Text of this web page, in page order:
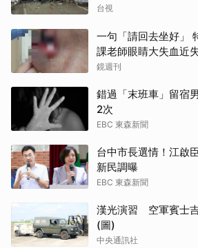
台視
一句「請回去坐好」
課老師眼睛大失血近
鏡週刊
錯過「末班車」留宿
2次
EBC 東森新聞
台中市長選情！江啟
新民調曝
EBC 東森新聞
漢光演習 空軍賓士
(圖)
中央通訊社